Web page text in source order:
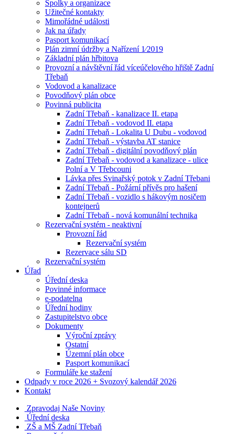
Spolky a organizace
Užitečné kontakty
Mimořádné události
Jak na úřady
Pasport komunikací
Plán zimní údržby a Nařízení 1⁄2019
Základní plán hřbitova
Provozní a návštěvní řád víceúčelového hřiště Zadní
Třebaň
Vodovod a kanalizace
Povodňový plán obce
Povinná publicita
Zadní Třebaň - kanalizace II. etapa
Zadní Třebaň - vodovod II. etapa
Zadní Třebaň - Lokalita U Dubu - vodovod
Zadní Třebaň - výstavba AT stanice
Zadní Třebaň - digitální povodňový plán
Zadní Třebaň - vodovod a kanalizace - ulice
Polní a V Třebcouni
Lávka přes Svinařský potok v Zadní Třebani
Zadní Třebaň - Požární přívěs pro hašení
Zadní Třebaň - vozidlo s hákovým nosičem
kontejnerů
Zadní Třebaň - nová komunální technika
Rezervační systém - neaktivní
Provozní řád
Rezervační systém
Rezervace sálu SD
Rezervační systém
Úřad
Úřední deska
Povinné informace
e-podatelna
Úřední hodiny
Zastupitelstvo obce
Dokumenty
Výroční zprávy
Ostatní
Územní plán obce
Pasport komunikací
Formuláře ke stažení
Odpady v roce 2026 + Svozový kalendář 2026
Kontakt
Zpravodaj Naše Noviny
Úřední deska
ZŠ a MŠ Zadní Třebaň